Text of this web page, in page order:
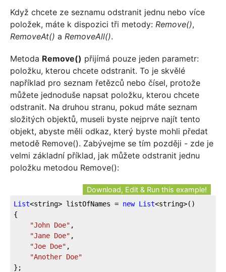
Když chcete ze seznamu odstranit jednu nebo více
položek, máte k dispozici tři metody: Remove(),
RemoveAt() a RemoveAll().
Metoda Remove() přijímá pouze jeden parametr:
položku, kterou chcete odstranit. To je skvělé
například pro seznam řetězců nebo čísel, protože
můžete jednoduše napsat položku, kterou chcete
odstranit. Na druhou stranu, pokud máte seznam
složitých objektů, museli byste nejprve najít tento
objekt, abyste měli odkaz, který byste mohli předat
metodě Remove(). Zabývejme se tím později - zde je
velmi základní příklad, jak můžete odstranit jednu
položku metodou Remove():
Download, Edit & Run this example!
List<string> listOfNames = new List<string>()
{
"John Doe" ,
"Jane Doe" ,
"Joe Doe" ,
"Another Doe"
};